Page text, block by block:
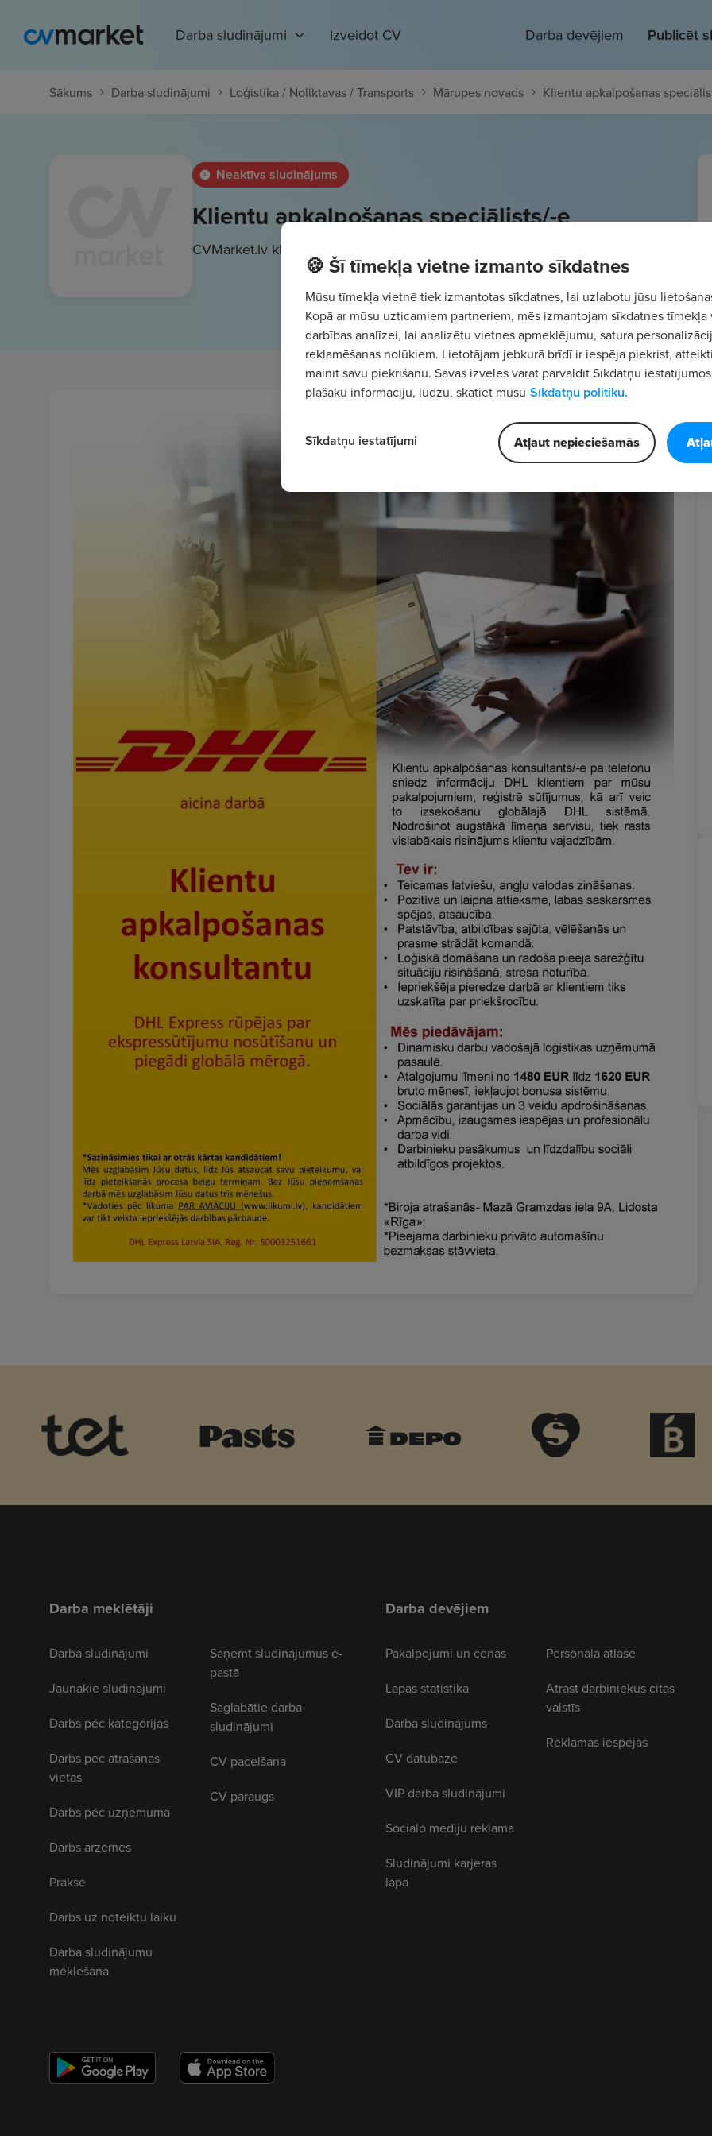
Darba sludinājumi Izveidot CV Darba devējiem Publicēt
Sākums Darba sludinājumi Loģistika / Noliktavas / Transports Mārupes novads Klientu apkalpošanas
Neaktīvs sludinājums
Klientu apkalpošanas speciālists/-e
CVMarket.lv klients
Darba meklētāji
Darba sludinājumi
Jaunākie sludinājumi
Darbs pēc kategorijas
Darbs pēc atrašanās
vietas
Darbs pēc uzņēmuma
Darbs ārzemēs
Prakse
Darbs uz noteiktu laiku
Darba sludinājumu
meklēšana
Saņemt sludinājumus e-
pastā
Saglabātie darba
sludinājumi
CV pacelšana
CV paraugs
Darba devējiem
Pakalpojumi un cenas
Lapas statistika
Darba sludinājums
CV datubāze
VIP darba sludinājumi
Sociālo mediju reklāma
Sludinājumi karjeras
lapā
Personāla atlase
Atrast darbiniekus citās
valstīs
Reklāmas iespējas
🍪 Šī tīmekļa vietne izmanto sīkdatnes
Mūsu tīmekļa vietnē tiek izmantotas sīkdatnes, lai uzlabotu jūsu
Kopā ar mūsu uzticamiem partneriem, mēs izmantojam sīkdatnes tīmekļa
darbības analīzei, lai analizētu vietnes apmeklējumu, satura
reklamēšanas nolūkiem. Lietotājam jebkurā brīdī ir iespēja piekrist,
mainīt savu piekrišanu. Savas izvēles varat pārvaldīt Sīkdatņu
plašāku informāciju, lūdzu, skatiet mūsu Sīkdatņu politiku.
Sīkdatņu iestatījumi Atļaut nepieciešamās